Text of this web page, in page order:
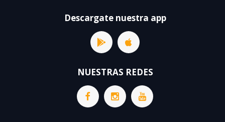
Descargate nuestra app
NUESTRAS REDES